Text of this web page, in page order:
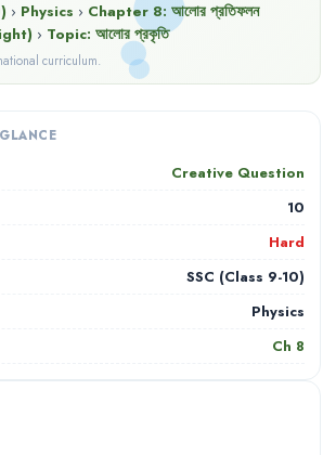
› Physics › Chapter 8: আলোর প্রতিফলন
› Topic: আলোর প্রকৃতি
curriculum.
Creative Question
10
Hard
SSC (Class 9-10)
Physics
Ch 8